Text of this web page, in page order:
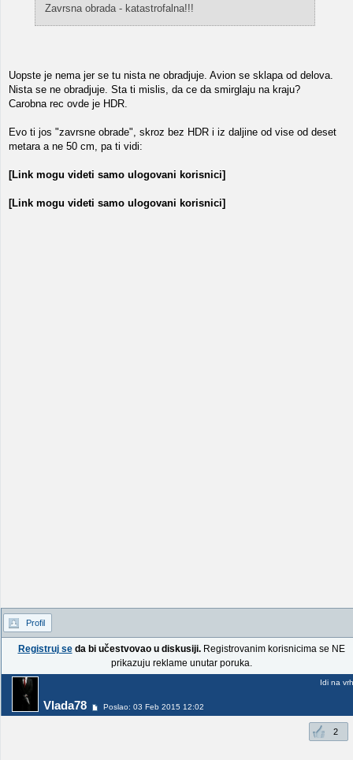
Zavrsna obrada - katastrofalna!!!
Uopste je nema jer se tu nista ne obradjuje. Avion se sklapa od delova.
Nista se ne obradjuje. Sta ti mislis, da ce da smirglaju na kraju?
Carobna rec ovde je HDR.
Evo ti jos "zavrsne obrade", skroz bez HDR i iz daljine od vise od deset
metara a ne 50 cm, pa ti vidi:
[Link mogu videti samo ulogovani korisnici]
[Link mogu videti samo ulogovani korisnici]
Profil
Registruj seda bi učestvovao u diskusiji.Registrovanim korisnicima se NE
prikazuju reklame unutar poruka.
Vlada78 Poslao: 03 Feb 2015 12:02
Idi na vrh
2